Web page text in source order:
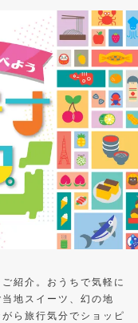
紹介。おうちで気軽に
地スイーツ、幻の地
ら旅行気分でショッピ